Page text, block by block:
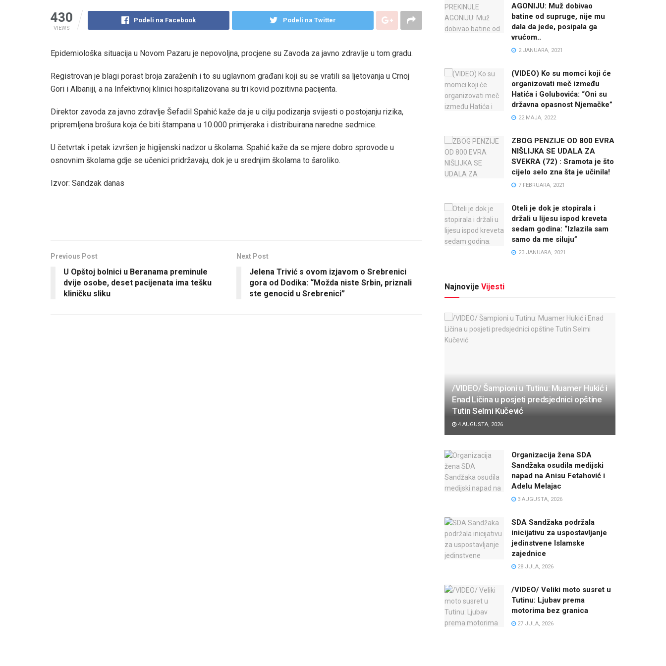
430
VIEWS
Podeli na Facebook Podeli na Twitter
Epidemiološka situacija u Novom Pazaru je nepovoljna, procjene su Zavoda za javno zdravlje u tom gradu.
Registrovan je blagi porast broja zaraženih i to su uglavnom građani koji su se vratili sa ljetovanja u Crnoj
Gori i Albaniji, a na Infektivnoj klinici hospitalizovana su tri kovid pozitivna pacijenta.
Direktor zavoda za javno zdravlje Šefadil Spahić kaže da je u cilju podizanja svijesti o postojanju rizika,
pripremljena brošura koja će biti štampana u 10.000 primjeraka i distribuirana naredne sedmice.
U četvrtak i petak izvršen je higijenski nadzor u školama. Spahić kaže da se mjere dobro sprovode u
osnovnim školama gdje se učenici pridržavaju, dok je u srednjim školama to šaroliko.
Izvor: Sandzak danas
Previous Post
U Opštoj bolnici u Beranama preminule
dvije osobe, deset pacijenata ima tešku
kliničku sliku
Next Post
Jelena Trivić s ovom izjavom o Srebrenici
gora od Dodika: “Možda niste Srbin, priznali
ste genocid u Srebrenici”
AGONIJU: Muž dobivao
batine od supruge, nije mu
dala da jede, posipala ga
vrućom..
2 JANUARA, 2021
(VIDEO) Ko su momci koji će
organizovati meč između
Hatića i Golubovića: “Oni su
državna opasnost Njemačke”
22 MAJA, 2022
ZBOG PENZIJE OD 800 EVRA
NIŠLIJKA SE UDALA ZA
SVEKRA (72) : Sramota je što
cijelo selo zna šta je učinila!
7 FEBRUARA, 2021
Oteli je dok je stopirala i
držali u lijesu ispod kreveta
sedam godina: “Izlazila sam
samo da me siluju”
23 JANUARA, 2021
Najnovije Vijesti
/VIDEO/ Šampioni u Tutinu: Muamer Hukić i
Enad Ličina u posjeti predsjednici opštine
Tutin Selmi Kučević
4 AUGUSTA, 2026
Organizacija žena SDA
Sandžaka osudila medijski
napad na Anisu Fetahović i
Adelu Melajac
3 AUGUSTA, 2026
SDA Sandžaka podržala
inicijativu za uspostavljanje
jedinstvene Islamske
zajednice
28 JULA, 2026
/VIDEO/ Veliki moto susret u
Tutinu: Ljubav prema
motorima bez granica
27 JULA, 2026